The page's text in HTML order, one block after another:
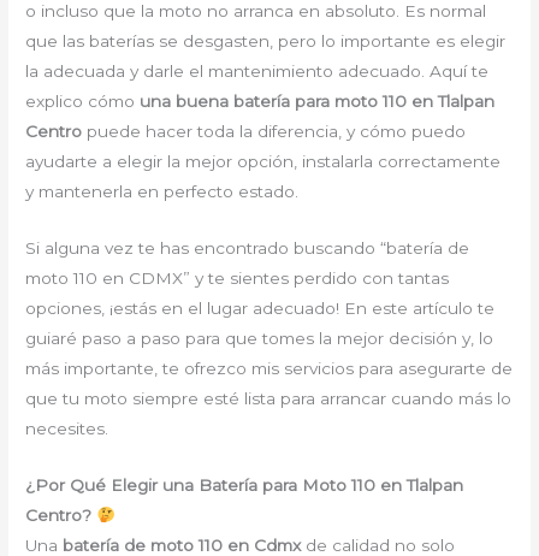
o incluso que la moto no arranca en absoluto. Es normal
que las baterías se desgasten, pero lo importante es elegir
la adecuada y darle el mantenimiento adecuado. Aquí te
explico cómo una buena batería para moto 110 en Tlalpan
Centro puede hacer toda la diferencia, y cómo puedo
ayudarte a elegir la mejor opción, instalarla correctamente
y mantenerla en perfecto estado.
Si alguna vez te has encontrado buscando “batería de
moto 110 en CDMX” y te sientes perdido con tantas
opciones, ¡estás en el lugar adecuado! En este artículo te
guiaré paso a paso para que tomes la mejor decisión y, lo
más importante, te ofrezco mis servicios para asegurarte de
que tu moto siempre esté lista para arrancar cuando más lo
necesites.
¿Por Qué Elegir una Batería para Moto 110 en Tlalpan
Centro?
Una batería de moto 110 en Cdmxde calidad no solo